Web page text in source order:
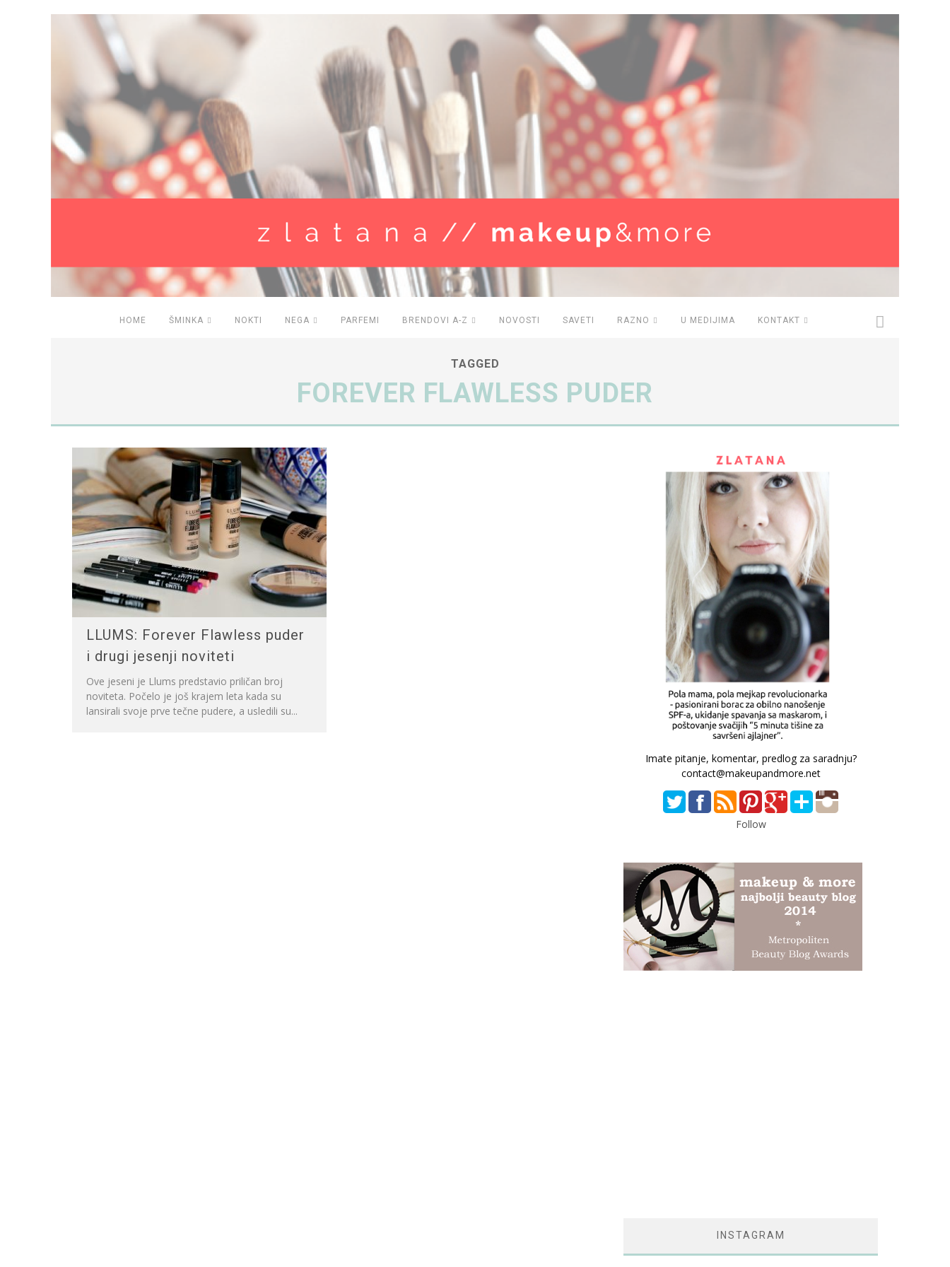
HOME ŠMINKA NOKTI NEGA PARFEMI BRENDOVI A-Z NOVOSTI SAVETI RAZNO U MEDIJIMA KONTAKT
TAGGED
FOREVER FLAWLESS PUDER
LLUMS: Forever Flawless puder
i drugi jesenji noviteti
Ove jeseni je Llums predstavio priličan broj
noviteta. Počelo je još krajem leta kada su
lansirali svoje prve tečne pudere, a usledili su...
Imate pitanje, komentar, predlog za saradnju?
contact@makeupandmore.net
Follow
INSTAGRAM